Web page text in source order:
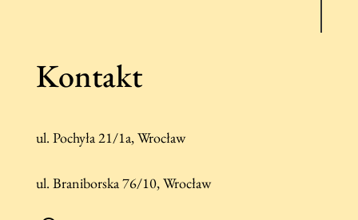
Kontakt
ul. Pochyła 21/1a, Wrocław
ul. Braniborska 76/10, Wrocław